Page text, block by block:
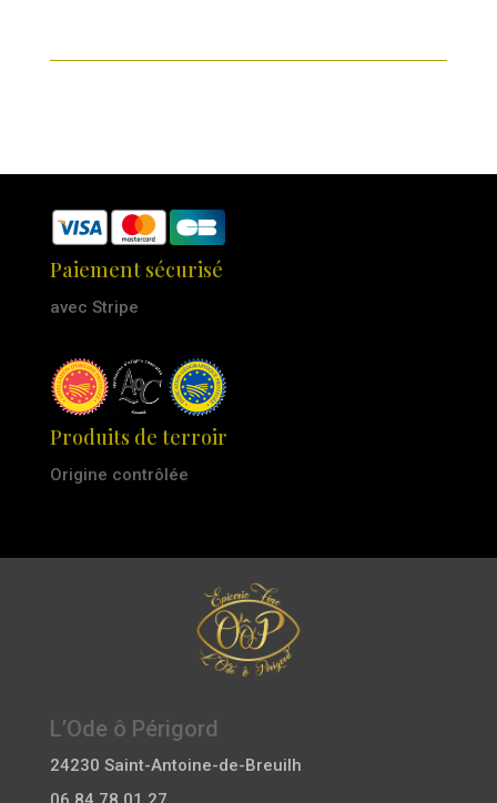
Paiement sécurisé
avec Stripe
Produits de terroir
Origine contrôlée
L’Ode ô Périgord
24230 Saint-Antoine-de-Breuilh